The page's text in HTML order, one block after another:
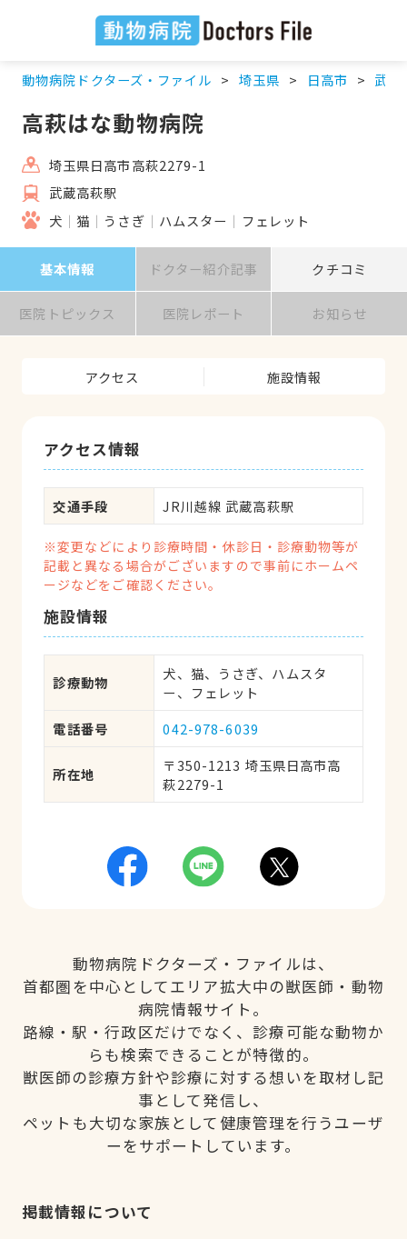
動物病院ドクターズ・ファイル 埼玉県 日高市 武蔵
高萩はな動物病院
埼玉県日高市高萩2279-1
武蔵高萩駅
犬
猫 うさぎ ハムスター フェレット
基本情報 ドクター紹介記事 クチコミ
医院トピックス 医院レポート お知らせ
アクセス 施設情報
アクセス情報
交通手段 JR川越線 武蔵高萩駅
※変更などにより診療時間・休診日・診療動物等が
記載と異なる場合がございますので事前にホームペ
ージなどをご確認ください。
施設情報
診療動物
犬、猫、うさぎ、ハムスタ
ー、フェレット
電話番号
042-978-6039
所在地
〒350-1213 埼玉県日高市高
萩2279-1
動物病院ドクターズ・ファイルは、
首都圏を中心としてエリア拡大中の獣医師・動物
病院情報サイト。
路線・駅・行政区だけでなく、診療可能な動物か
らも検索できることが特徴的。
獣医師の診療方針や診療に対する想いを取材し記
事として発信し、
ペットも大切な家族として健康管理を行うユーザ
ーをサポートしています。
掲載情報について